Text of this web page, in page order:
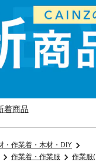
着商品
・作業着・木材・DIY
作業着・作業服
作業服